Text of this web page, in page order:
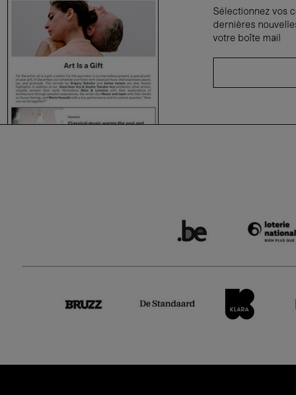
Sélectionnez vos
dernières
votre boîte mail